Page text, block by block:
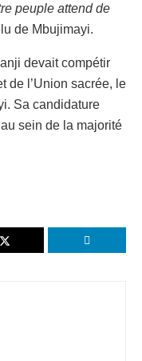
peuple attend de
de Mbujimayi.
devait compétir
de l’Union sacrée, le
Sa candidature
sein de la majorité